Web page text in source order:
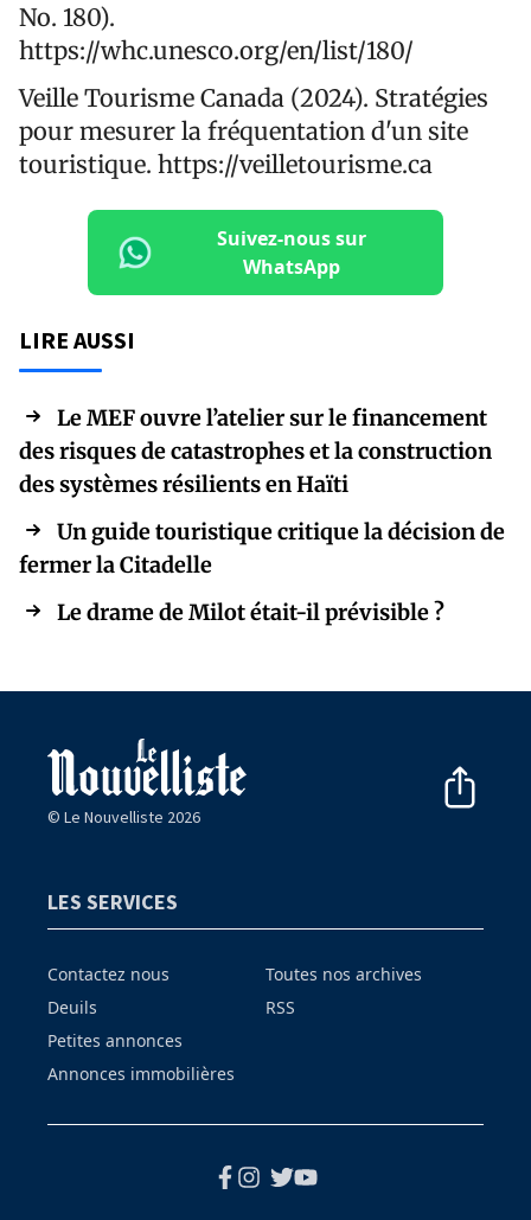
No. 180).
https://whc.unesco.org/en/list/180/
Veille Tourisme Canada (2024). Stratégies
pour mesurer la fréquentation d'un site
touristique. https://veilletourisme.ca
Suivez-nous sur
WhatsApp
LIRE AUSSI
Le MEF ouvre l’atelier sur le financement
des risques de catastrophes et la construction
des systèmes résilients en Haïti
Un guide touristique critique la décision de
fermer la Citadelle
Le drame de Milot était-il prévisible ?
© Le Nouvelliste 2026
LES SERVICES
Contactez nous
Deuils
Petites annonces
Annonces immobilières
Toutes nos archives
RSS